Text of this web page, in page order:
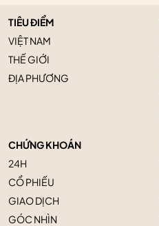
TIÊU ĐIỂM
VIỆT NAM
THẾ GIỚI
ĐỊA PHƯƠNG
CHỨNG KHOÁN
24H
CỔ PHIẾU
GIAO DỊCH
GÓC NHÌN